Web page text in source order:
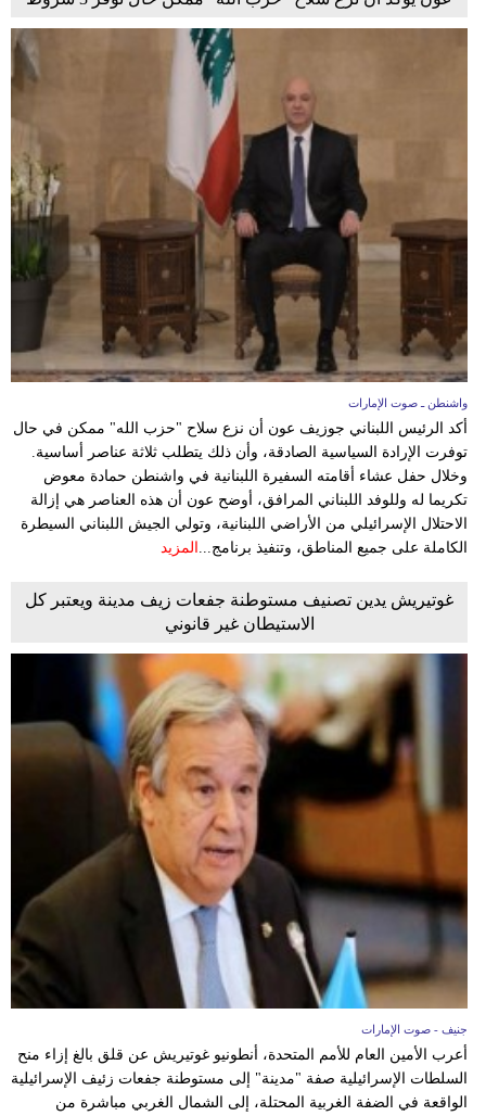
واشنطن ـ صوت الإمارات
أكد الرئيس اللبناني جوزيف عون أن نزع سلاح "حزب الله" ممكن في حال
توفرت الإرادة السياسية الصادقة، وأن ذلك يتطلب ثلاثة عناصر أساسية.
وخلال حفل عشاء أقامته السفيرة اللبنانية في واشنطن حمادة معوض
تكريما له وللوفد اللبناني المرافق، أوضح عون أن هذه العناصر هي إزالة
الاحتلال الإسرائيلي من الأراضي اللبنانية، وتولي الجيش اللبناني السيطرة
الكاملة على جميع المناطق، وتنفيذ برنامج... المزيد
غوتيريش يدين تصنيف مستوطنة جفعات زيف مدينة ويعتبر كل
الاستيطان غير قانوني
جنيف - صوت الإمارات
أعرب الأمين العام للأمم المتحدة، أنطونيو غوتيريش عن قلق بالغ إزاء منح
السلطات الإسرائيلية صفة "مدينة" إلى مستوطنة جفعات زئيف الإسرائيلية
الواقعة في الضفة الغربية المحتلة، إلى الشمال الغربي مباشرة من